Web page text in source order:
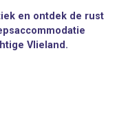
en ontdek de rust
Vlieland.